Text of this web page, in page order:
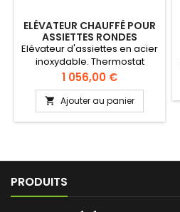
ELÉVATEUR CHAUFFÉ POUR
ASSIETTES RONDES
Elévateur d'assiettes en acier
inoxydable. Thermostat
réglable 30° à 120°C. 400 W -
230 V - 50 Hz - monophasé.
Panneau de commande
séparé (avec câble de 1500
mm)
Prix
1 056,00 €
 Ajouter au panier
PRODUITS